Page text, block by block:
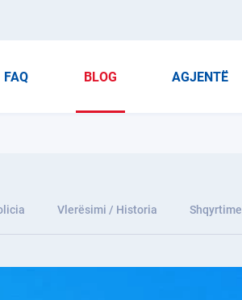
FAQ BLOG AGJENTË
Vlerësimi / Historia Shqyrtime